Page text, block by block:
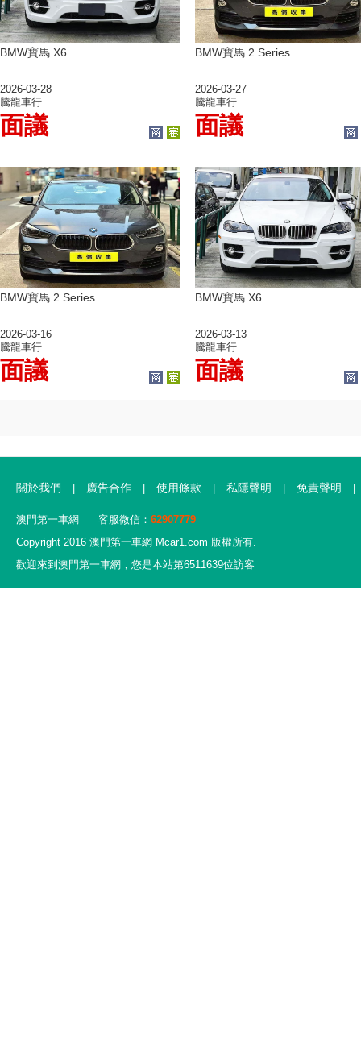
BMW寶馬 X6
2026-03-28
騰龍車行
面議
BMW寶馬 2 Series
2026-03-27
騰龍車行
面議
BMW寶馬 2 Series
2026-03-16
騰龍車行
面議
BMW寶馬 X6
2026-03-13
騰龍車行
面議
關於我們 廣告合作 使用條款 私隱聲明 免責聲明
澳門第一車網 客服微信： 62907779
Copyright 2016 澳門第一車網 Mcar1.com 版權所有.
歡迎來到澳門第一車網，您是本站第6511639位訪客